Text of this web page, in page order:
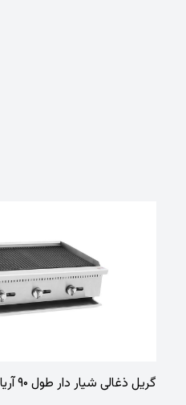
گریل ذغالی شیار دار طول ۹۰ آریا